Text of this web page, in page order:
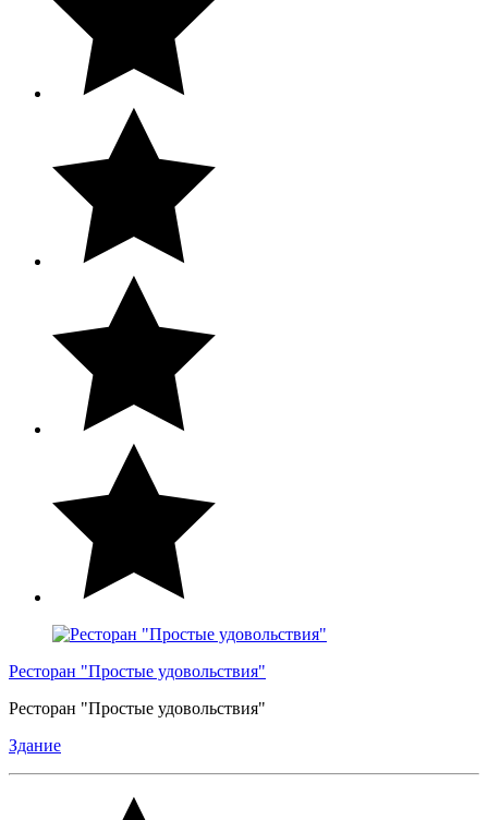
Ресторан "Простые удовольствия"
Ресторан "Простые удовольствия"
Здание